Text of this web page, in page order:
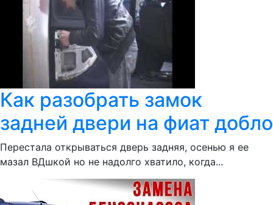
Как разобрать замок
задней двери на фиат добло
Перестала открываться дверь задняя, осенью я ее
мазал ВДшкой но не надолго хватило, когда...